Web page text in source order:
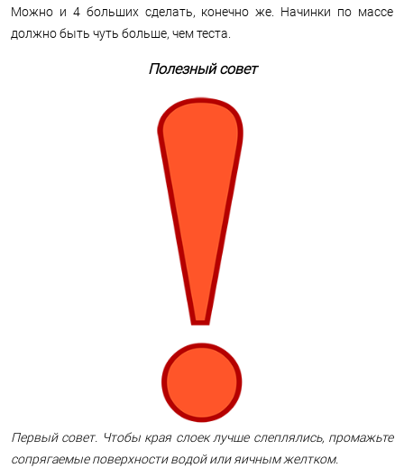
Можно и 4 больших сделать, конечно же. Начинки по массе
должно быть чуть больше, чем теста.
Полезный совет
Первый совет. Чтобы края слоек лучше слеплялись, промажьте
сопрягаемые поверхности водой или яичным желтком.